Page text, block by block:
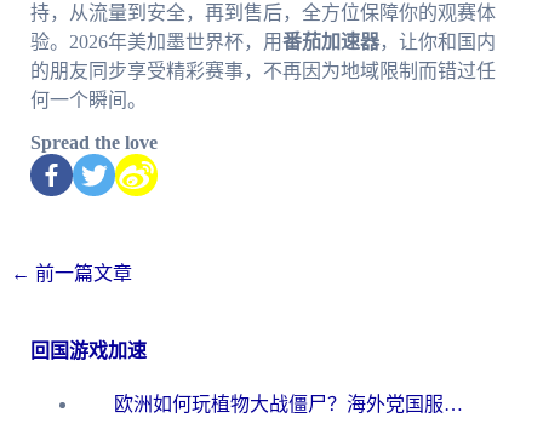
持，从流量到安全，再到售后，全方位保障你的观赛体
验。2026年美加墨世界杯，用番茄加速器，让你和国内
的朋友同步享受精彩赛事，不再因为地域限制而错过任
何一个瞬间。
Spread the love
← 前一篇文章
回国游戏加速
欧洲如何玩植物大战僵尸？海外党国服游戏加速避坑指南（附实测对比）